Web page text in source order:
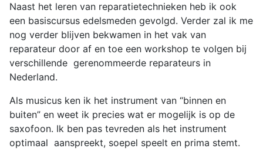
Naast het leren van reparatietechnieken heb ik ook
een basiscursus edelsmeden gevolgd. Verder zal ik me
nog verder blijven bekwamen in het vak van
reparateur door af en toe een workshop te volgen bij
verschillende gerenommeerde reparateurs in
Nederland.
Als musicus ken ik het instrument van “binnen en
buiten” en weet ik precies wat er mogelijk is op de
saxofoon. Ik ben pas tevreden als het instrument
optimaal aanspreekt, soepel speelt en prima stemt.